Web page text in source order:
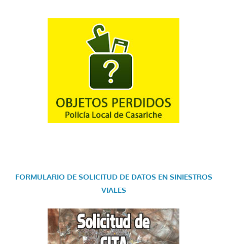
FORMULARIO DE SOLICITUD DE DATOS EN SINIESTROS
VIALES